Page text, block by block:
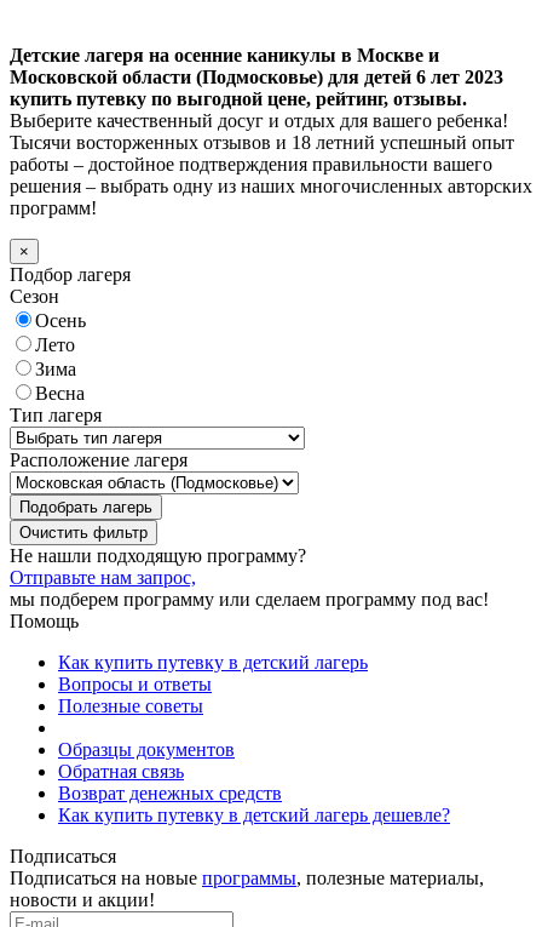
Детские лагеря на осенние каникулы в Москве и
Московской области (Подмосковье) для детей 6 лет 2023
купить путевку по выгодной цене, рейтинг, отзывы.
Выберите качественный досуг и отдых для вашего ребенка!
Тысячи восторженных отзывов и 18 летний успешный опыт
работы – достойное подтверждения правильности вашего
решения – выбрать одну из наших многочисленных авторских
программ!
×
Подбор лагеря
Сезон
Осень
Лето
Зима
Весна
Тип лагеря
Расположение лагеря
Подобрать лагерь
Не нашли подходящую программу?
Отправьте нам запрос,
мы подберем программу или сделаем программу под вас!
Помощь
Как купить путевку в детский лагерь
Вопросы и ответы
Полезные советы
Образцы документов
Обратная связь
Возврат денежных средств
Как купить путевку в детский лагерь дешевле?
Подписаться
Подписаться на новые программы, полезные материалы,
новости и акции!